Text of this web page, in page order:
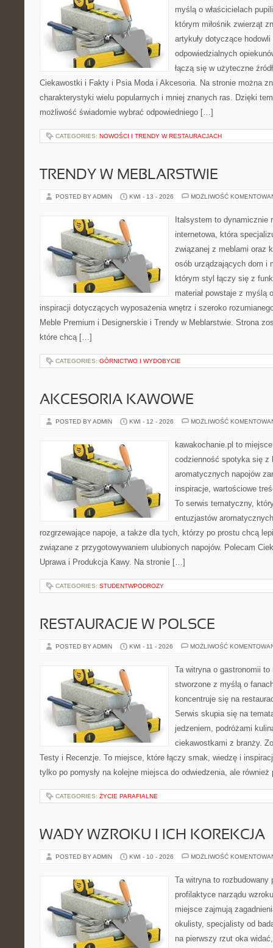
myślą o właścicielach
którym miłośnik zwierząt
artykuły dotyczące
odpowiedzialnych
łączą się w użyteczne
Ciekawostki i Fakty i Psia Moda i Akcesoria. Na stronie można
charakterystyki wielu popularnych i mniej znanych ras. Dzięki
możliwość świadomie wybrać odpowiedniego […]
CATEGORIES: NOWOŚCI I TRENDY W RESTAURACJACH
TRENDY W MEBLARSTWIE
POSTED BY ADMIN KWI - 13 - 2026 MOŻLIWOŚĆ
Italsystem to dynamicznie
internetowa, która
związanej z meblami oraz
osób urządzających dom i
którym styl łączy się z
materiał powstaje z myślą
inspiracji dotyczących wyposażenia wnętrz i szeroko
Meble Premium i Designerskie i Trendy w Meblarstwie. Strona
które chcą […]
CATEGORIES: GÓRNICTWO I WYDOBYCIE
AKCESORIA KAWOWE
POSTED BY ADMIN KWI - 12 - 2026 MOŻLIWOŚĆ
kawakochanie.pl to
codzienność spotyka się z
aromatycznych napojów
inspiracje, wartościowe
To serwis tematyczny,
entuzjastów
rozgrzewające napoje, a także dla tych, którzy po prostu chcą
związane z przygotowywaniem ulubionych napojów. Polecam
Uprawa i Produkcja Kawy. Na stronie […]
CATEGORIES: STUDENTWPODROZY
RESTAURACJE W POLSCE
POSTED BY ADMIN KWI - 11 - 2026 MOŻLIWOŚĆ
Ta witryna o gastronomii
stworzone z myślą o
koncentruje się na
Serwis skupia się na
jedzeniem, podróżami
ciekawostkami z branży.
Testy i Recenzje. To miejsce, które łączy smak, wiedzę i
tylko po pomysły na kolejne miejsca do odwiedzenia, ale
CATEGORIES: ŻYCIE PARAFIALNE
WADY WZROKU I ICH KOREKCJA
POSTED BY ADMIN KWI - 10 - 2026 MOŻLIWOŚĆ
Ta witryna to rozbudowany
profilaktyce narządu
miejsce zajmują
okulisty, specjalisty od
na pierwszy rzut oka